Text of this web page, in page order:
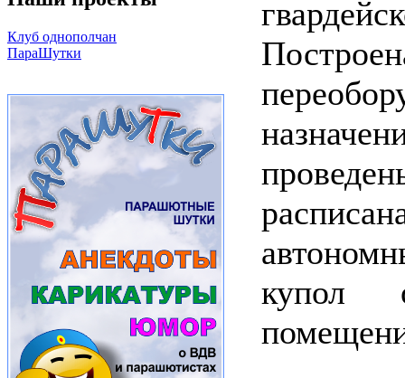
Клуб однополчан
ПараШутки
купол